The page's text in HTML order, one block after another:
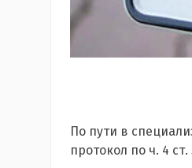
По пути в
протокол по ч. 4